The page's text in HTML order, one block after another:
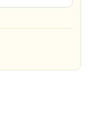
あったので、
せるのに時